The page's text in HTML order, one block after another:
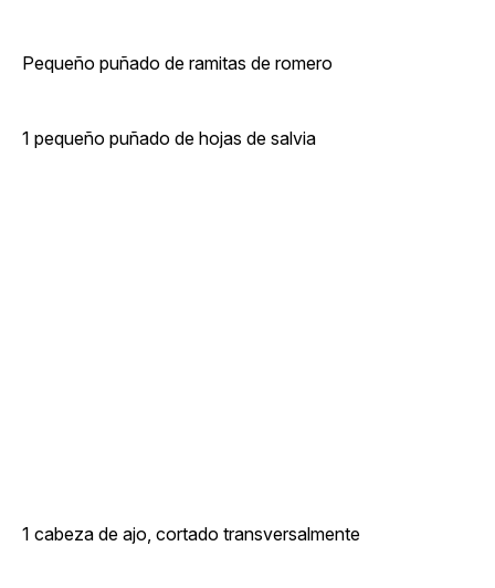
Pequeño puñado de ramitas de romero
1 pequeño puñado de hojas de salvia
1 cabeza de ajo, cortado transversalmente